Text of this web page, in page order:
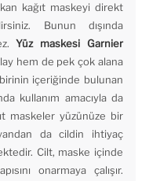
kağıt maskeyi direkt
Bunun dışında
Yüz maskesi Garnier
hem de pek çok alana
içeriğinde bulunan
kullanım amacıyla da
maskeler yüzünüze bir
da cildin ihtiyaç
Cilt, maske içinde
onarmaya çalışır.